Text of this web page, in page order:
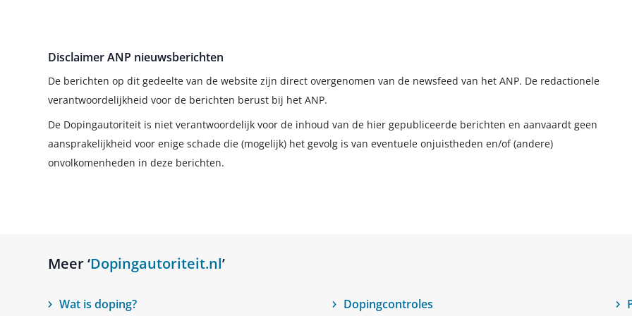
Disclaimer ANP nieuwsberichten
De berichten op dit gedeelte van de website zijn direct overgenomen van de newsfeed van het ANP. De redactionele
verantwoordelijkheid voor de berichten berust bij het ANP.
De Dopingautoriteit is niet verantwoordelijk voor de inhoud van de hier gepubliceerde berichten en aanvaardt geen
aansprakelijkheid voor enige schade die (mogelijk) het gevolg is van eventuele onjuistheden en/of (andere)
onvolkomenheden in deze berichten.
Meer ‘Dopingautoriteit.nl’
Wat is doping? Dopingcontroles